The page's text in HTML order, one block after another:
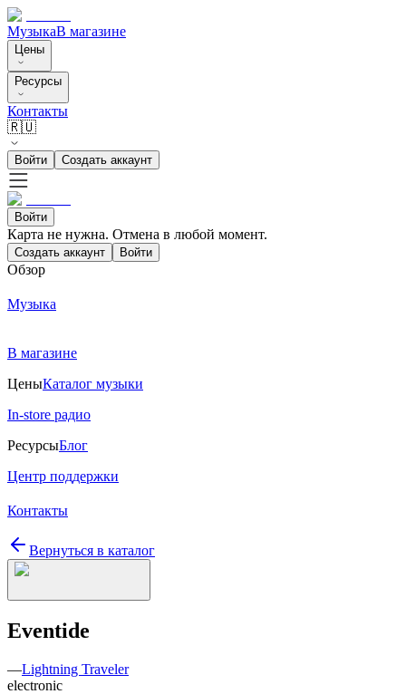
МузыкаВ магазине
Цены
Ресурсы
Контакты
🇷🇺
Войти Создать аккаунт
Войти
Карта не нужна. Отмена в любой момент.
Создать аккаунт Войти
Обзор
Музыка
В магазине
ЦеныКаталог музыки
In-store радио
РесурсыБлог
Центр поддержки
Контакты
Вернуться в каталог
Eventide
—Lightning Traveler
electronic